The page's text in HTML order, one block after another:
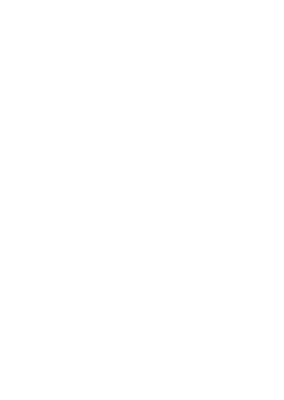
и банкетных комплектов до